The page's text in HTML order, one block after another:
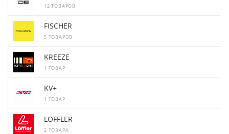
12 ТОВАРОВ
FISCHER
5 ТОВАРОВ
KREEZE
1 ТОВАР
KV+
1 ТОВАР
LOFFLER
2 ТОВАРА